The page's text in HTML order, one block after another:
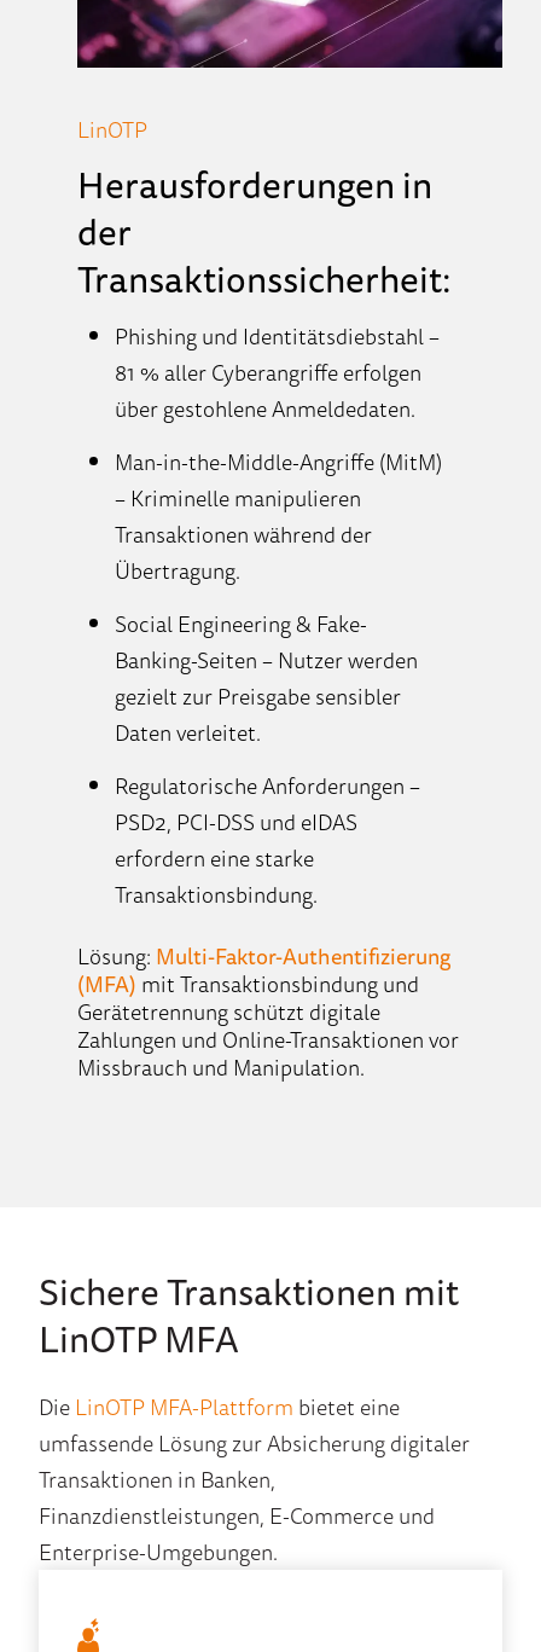
LinOTP
Herausforderungen in
der
Transaktionssicherheit:
Phishing und Identitätsdiebstahl –
81 % aller Cyberangriffe erfolgen
über gestohlene Anmeldedaten.
Man-in-the-Middle-Angriffe (MitM)
– Kriminelle manipulieren
Transaktionen während der
Übertragung.
Social Engineering & Fake-
Banking-Seiten – Nutzer werden
gezielt zur Preisgabe sensibler
Daten verleitet.
Regulatorische Anforderungen –
PSD2, PCI-DSS und eIDAS
erfordern eine starke
Transaktionsbindung.
Lösung: Multi-Faktor-Authentifizierung
(MFA) mit Transaktionsbindung und
Gerätetrennung schützt digitale
Zahlungen und Online-Transaktionen vor
Missbrauch und Manipulation.
Sichere Transaktionen mit
LinOTP MFA
Die LinOTP MFA-Plattform bietet eine
umfassende Lösung zur Absicherung digitaler
Transaktionen in Banken,
Finanzdienstleistungen, E-Commerce und
Enterprise-Umgebungen.